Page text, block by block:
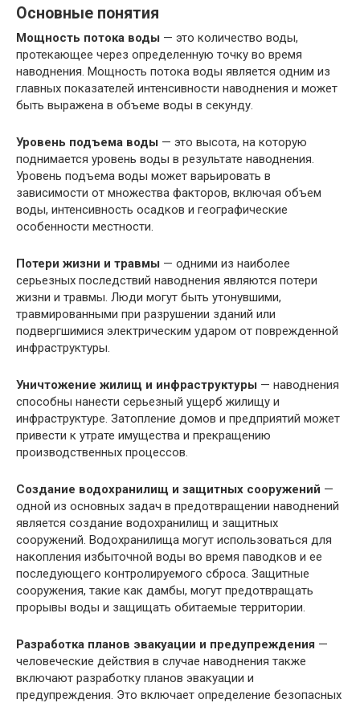
Основные понятия
Мощность потока воды — это количество воды,
протекающее через определенную точку во время
наводнения. Мощность потока воды является одним из
главных показателей интенсивности наводнения и может
быть выражена в объеме воды в секунду.
Уровень подъема воды — это высота, на которую
поднимается уровень воды в результате наводнения.
Уровень подъема воды может варьировать в
зависимости от множества факторов, включая объем
воды, интенсивность осадков и географические
особенности местности.
Потери жизни и травмы — одними из наиболее
серьезных последствий наводнения являются потери
жизни и травмы. Люди могут быть утонувшими,
травмированными при разрушении зданий или
подвергшимися электрическим ударом от поврежденной
инфраструктуры.
Уничтожение жилищ и инфраструктуры — наводнения
способны нанести серьезный ущерб жилищу и
инфраструктуре. Затопление домов и предприятий может
привести к утрате имущества и прекращению
производственных процессов.
Создание водохранилищ и защитных сооружений —
одной из основных задач в предотвращении наводнений
является создание водохранилищ и защитных
сооружений. Водохранилища могут использоваться для
накопления избыточной воды во время паводков и ее
последующего контролируемого сброса. Защитные
сооружения, такие как дамбы, могут предотвращать
прорывы воды и защищать обитаемые территории.
Разработка планов эвакуации и предупреждения —
человеческие действия в случае наводнения также
включают разработку планов эвакуации и
предупреждения. Это включает определение безопасных